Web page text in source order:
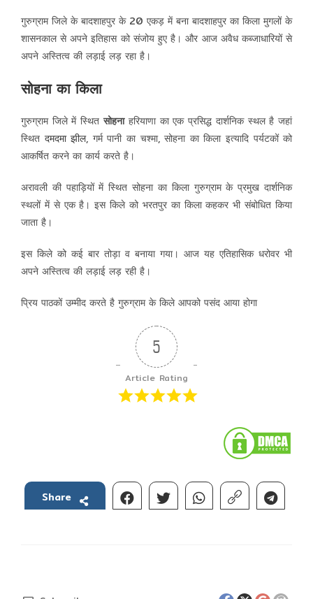
गुरुग्राम जिले के बादशाहपुर के 20 एकड़ में बना बादशाहपुर का किला मुगलों के
शासनकाल से अपने इतिहास को संजोय हुए है। और आज अवैध कब्जाधारियों से
अपने अस्तित्व की लड़ाई लड़ रहा है।
सोहना का किला
गुरुग्राम जिले में स्थितसोहनाहरियाणा का एक प्रसिद्ध दार्शनिक स्थल है जहां
स्थित दमदमा झील, गर्म पानी का चश्मा, सोहना का किला इत्यादि पर्यटकों को
आकर्षित करने का कार्य करते है।
अरावली की पहाड़ियों में स्थित सोहना का किला गुरुग्राम के प्रमुख दार्शनिक
स्थलों में से एक है। इस किले को भरतपुर का किला कहकर भी संबोधित किया
जाता है।
इस किले को कई बार तोड़ा व बनाया गया। आज यह एतिहासिक धरोवर भी
अपने अस्तित्व की लड़ाई लड़ रही है।
प्रिय पाठकों उम्मीद करते है गुरुग्राम के किले आपको पसंद आया होगा
5
Article Rating
Share